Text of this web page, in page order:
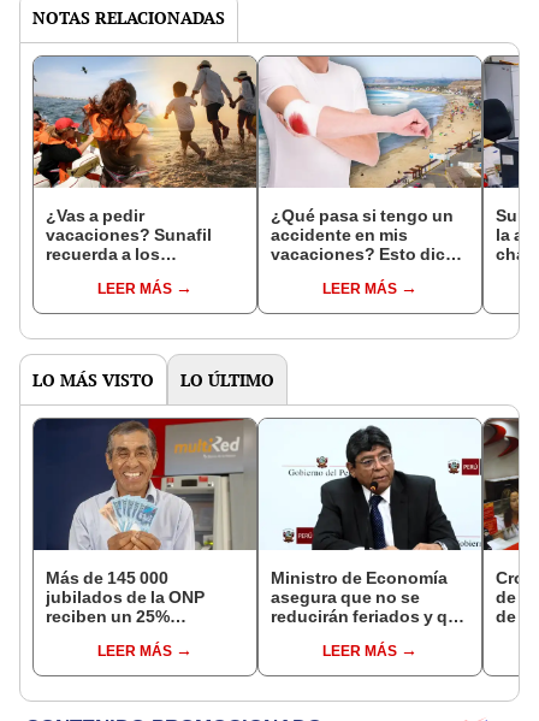
NOTAS RELACIONADAS
¿Vas a pedir
vacaciones? Sunafil
recuerda a los
derechos y beneficios
durante el verano 2025
LEER MÁS
¿Qué pasa si tengo un
accidente en mis
vacaciones? Esto dicen
LEER MÁS
la
LO MÁS VISTO LO ÚLTIMO
Más de 145 000
jubilados de la ONP
reciben un 25%
en agostoLEER MÁS
Ministro de Economía
asegura que no se
reducirán feriados y que
aumentará en dos
etapas
LEER MÁS
de
de